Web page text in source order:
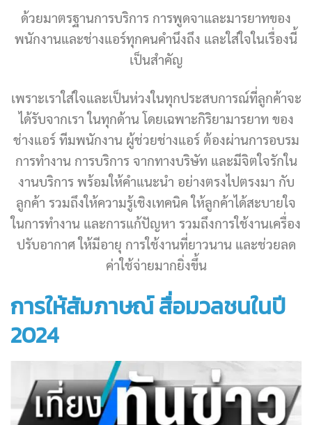
ด้วยมาตรฐานการบริการ การพูดจาและมารยาทของ
พนักงานและช่างแอร์ทุกคนคำนึงถึง และใส่ใจในเรื่องนี้
เป็นสำคัญ
เพราะเราใส่ใจและเป็นห่วงในทุกประสบการณ์ที่ลูกค้าจะ
ได้รับจากเรา ในทุกด้าน โดยเฉพาะกิริยามารยาท ของ
ช่างแอร์ ทีมพนักงาน ผู้ช่วยช่างแอร์ ต้องผ่านการอบรม
การทำงาน การบริการ จากทางบริษัท และมีจิตใจรักใน
งานบริการ พร้อมให้คำแนะนำ อย่างตรงไปตรงมา กับ
ลูกค้า รวมถึงให้ความรู้เชิงเทคนิค ให้ลูกค้าได้สะบายใจ
ในการทำงาน และการแก้ปัญหา รวมถึงการใช้งานเครื่อง
ปรับอากาศ ให้มีอายุ การใช้งานที่ยาวนาน และช่วยลด
ค่าใช้จ่ายมากยิ่งขึ้น
การให้สัมภาษณ์ สื่อมวลชนในปี
2024